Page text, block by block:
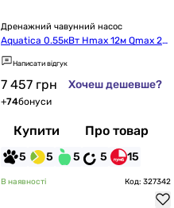
Дренажний чавунний насос
Aquatica 0.55кВт Hmax 12м Qmax 24
2л/хв (773421)
Написати відгук
7 457 грн Хочеш дешевше?
+74бонуси
Купити Про товар
5 5 5 5 15
В наявності Код: 327342